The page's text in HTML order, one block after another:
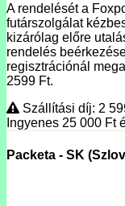
A rendelését a
futárszolgálat
kizárólag előre
rendelés
regisztrációnál
2599 Ft.
Szállítási díj: 2
Ingyenes 25 000 Ft
Packeta - SK